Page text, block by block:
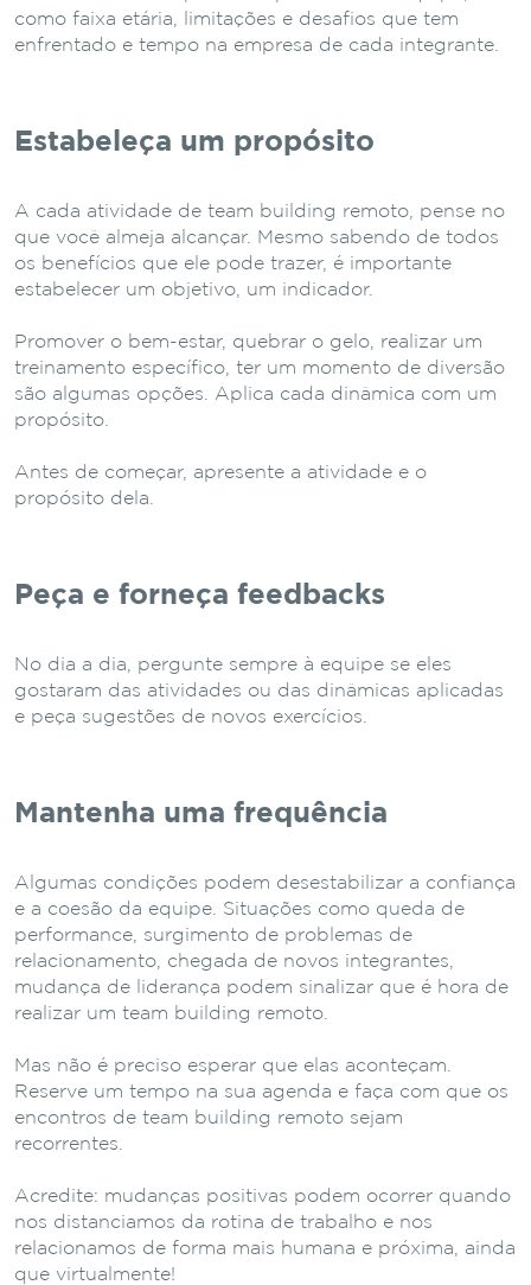
como faixa etária, limitações e desafios que tem
enfrentado e tempo na empresa de cada integrante.
Estabeleça um propósito
A cada atividade de team building remoto, pense no
que você almeja alcançar. Mesmo sabendo de todos
os benefícios que ele pode trazer, é importante
estabelecer um objetivo, um indicador.
Promover o bem-estar, quebrar o gelo, realizar um
treinamento específico, ter um momento de diversão
são algumas opções. Aplica cada dinâmica com um
propósito.
Antes de começar, apresente a atividade e o
propósito dela.
Peça e forneça feedbacks
No dia a dia, pergunte sempre à equipe se eles
gostaram das atividades ou das dinâmicas aplicadas
e peça sugestões de novos exercícios.
Mantenha uma frequência
Algumas condições podem desestabilizar a confiança
e a coesão da equipe. Situações como queda de
performance, surgimento de problemas de
relacionamento, chegada de novos integrantes,
mudança de liderança podem sinalizar que é hora de
realizar um team building remoto.
Mas não é preciso esperar que elas aconteçam.
Reserve um tempo na sua agenda e faça com que os
encontros de team building remoto sejam
recorrentes.
Acredite: mudanças positivas podem ocorrer quando
nos distanciamos da rotina de trabalho e nos
relacionamos de forma mais humana e próxima, ainda
que virtualmente!